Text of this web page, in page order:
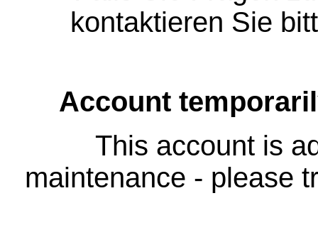
kontaktieren Sie
Account
This account is
maintenance - please